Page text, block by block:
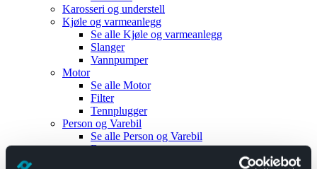
Karosseri og understell
Kjøle og varmeanlegg
Se alle Kjøle og varmeanlegg
Slanger
Vannpumper
Motor
Se alle Motor
Filter
Tennplugger
Person og Varebil
Se alle Person og Varebil
Brems